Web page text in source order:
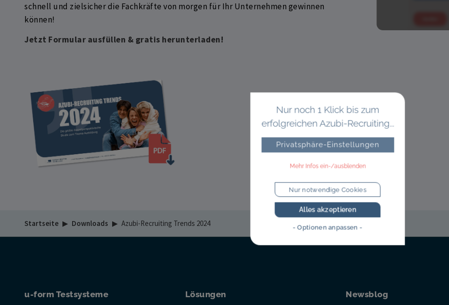
schnell und zielsicher die Fachkräfte von morgen für Ihr Unternehmen gewinnen
können!
Jetzt Formular ausfüllen & gratis herunterladen!
Startseite ▶ Downloads ▶ Azubi-Recruiting Trends 2024
u-form Testsysteme Lösungen Newsblog
Nur noch 1 Klick bis zum
erfolgreichen Azubi-Recruiting...
Privatsphäre-Einstellungen
Mehr Infos ein-/ausblenden
Nur notwendige Cookies
Alles akzeptieren
- Optionen anpassen -